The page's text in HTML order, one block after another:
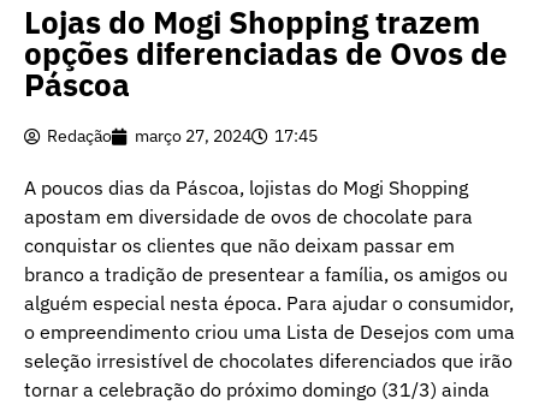
Lojas do Mogi Shopping trazem
opções diferenciadas de Ovos de
Páscoa
Redação março 27, 2024 17:45
A poucos dias da Páscoa, lojistas do Mogi Shopping
apostam em diversidade de ovos de chocolate para
conquistar os clientes que não deixam passar em
branco a tradição de presentear a família, os amigos ou
alguém especial nesta época. Para ajudar o consumidor,
o empreendimento criou uma Lista de Desejos com uma
seleção irresistível de chocolates diferenciados que irão
tornar a celebração do próximo domingo (31/3) ainda